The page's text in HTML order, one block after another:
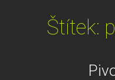
Štítek: